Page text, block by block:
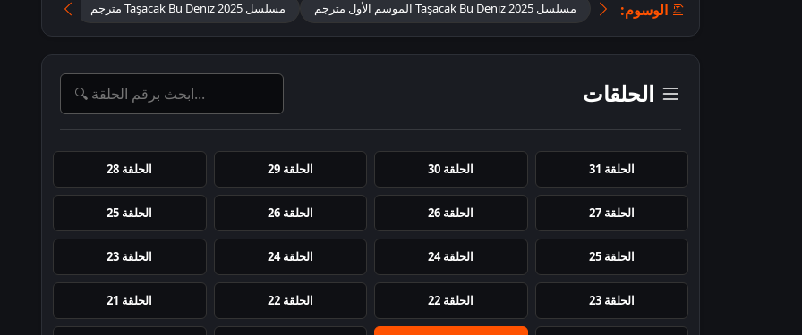
الوسوم: مسلسل Taşacak Bu Deniz 2025 الموسم الأول مترجم مسلسل Taşacak Bu Deniz 2025 مترجم
الحلقات
الحلقة 31 الحلقة 30 الحلقة 29 الحلقة 28
الحلقة 27 الحلقة 26 الحلقة 26 الحلقة 25
الحلقة 25 الحلقة 24 الحلقة 24 الحلقة 23
الحلقة 23 الحلقة 22 الحلقة 22 الحلقة 21